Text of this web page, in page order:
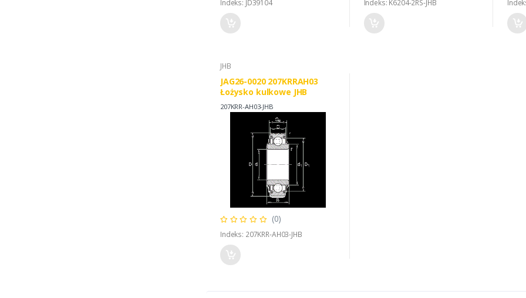
Indeks: JD39104 Indeks: K6204-2RS-JHB
JHB
JAG26-0020 207KRRAH03
Łożysko kulkowe JHB
207KRR-AH03-JHB
(0)
Indeks: 207KRR-AH03-JHB